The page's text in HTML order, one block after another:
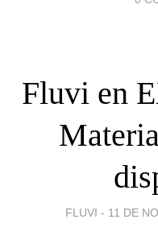
Fluvi en
FLUVI - 11 DE